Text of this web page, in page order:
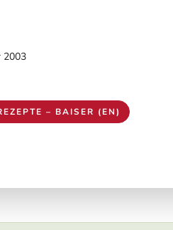
2003
– BAISER (EN)